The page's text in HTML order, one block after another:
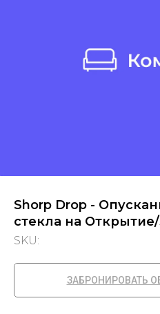
Shorp Drop -
стекла на
SKU:
ЗАБРОНИРОВАТЬ